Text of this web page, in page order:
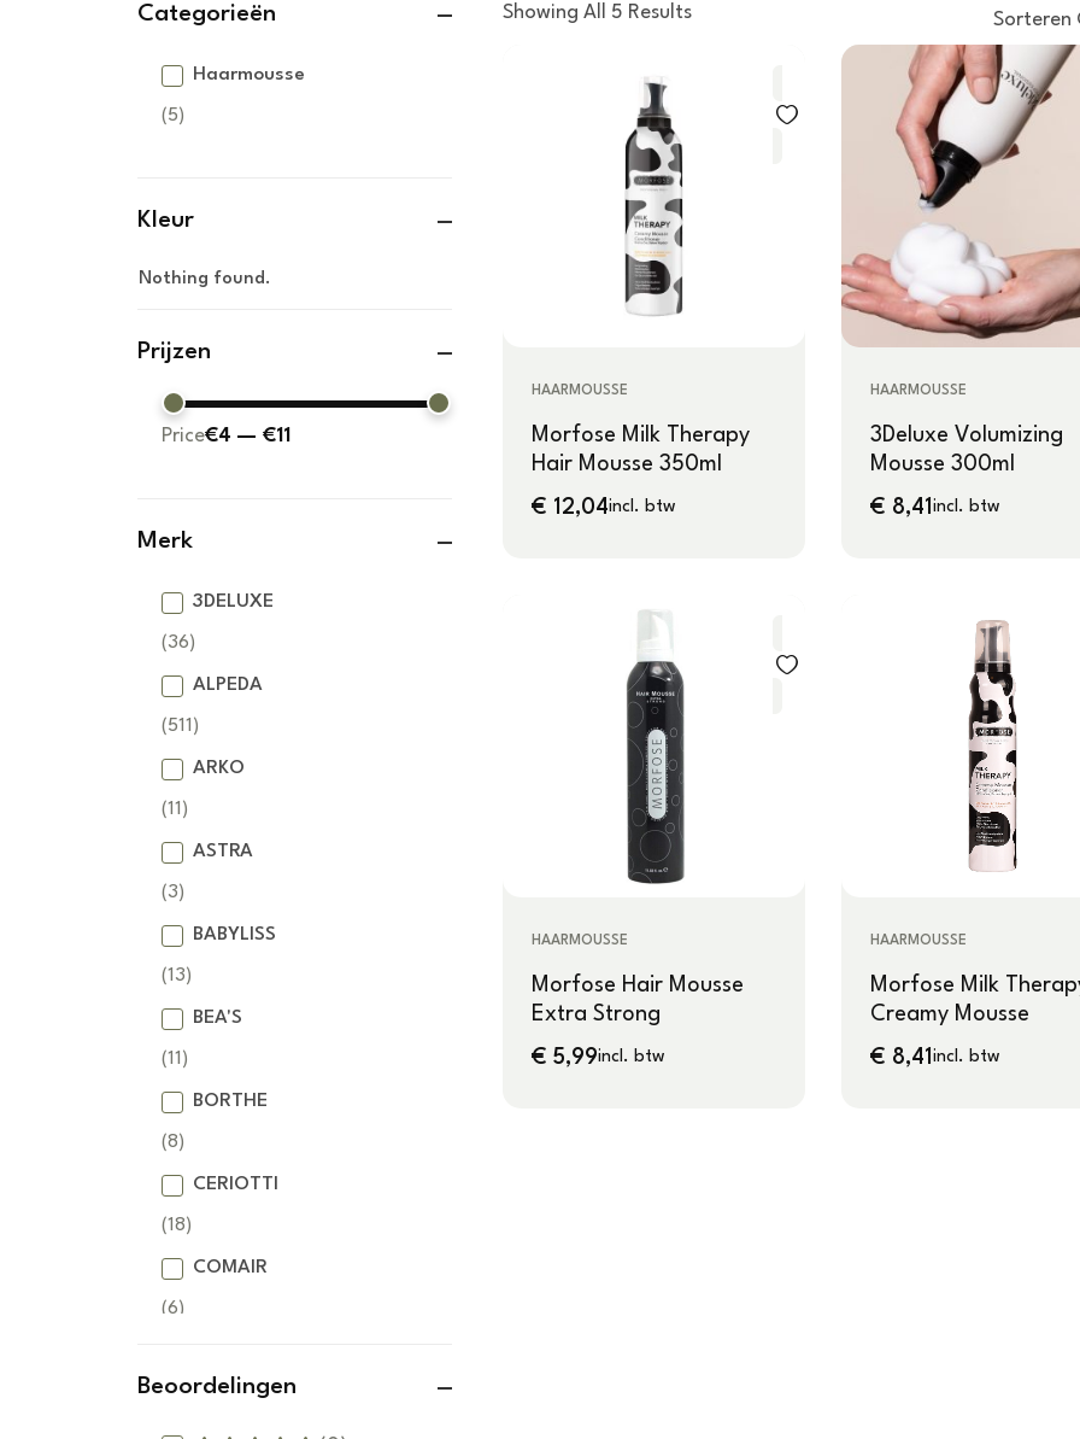
Categorieën
Haarmousse
(5)
Kleur
Nothing found.
Prijzen
Price€4 — €11
Merk
3DELUXE
(36)
ALPEDA
(511)
ARKO
(11)
ASTRA
(3)
BABYLISS
(13)
BEA'S
(11)
BORTHE
(8)
CERIOTTI
(18)
COMAIR
(6)
(37)
DSS
Beoordelingen
Showing All 5 Results
HAARMOUSSE
Morfose Milk Therapy
Hair Mousse 350ml
€ 12,04incl. btw
HAARMOUSSE
3Deluxe Volumizing
Mousse 300ml
€ 8,41 incl. btw
HAARMOUSSE
Morfose Hair Mousse
Extra Strong
€ 5,99incl. btw
HAARMOUSSE
Morfose Milk
Creamy Mousse
€ 8,41 incl. btw